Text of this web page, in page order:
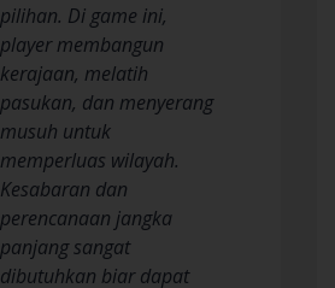
pilihan. Di game ini,
player membangun
kerajaan, melatih
pasukan, dan menyerang
musuh untuk
memperluas wilayah.
Kesabaran dan
perencanaan jangka
panjang sangat
dibutuhkan biar dapat